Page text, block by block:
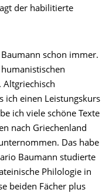
der habilitierte
schon immer.
Altgriechisch
ich einen Leistungskurs
ich viele schöne Texte
nach Griechenland
Das habe
Baumann studierte
Philologie in
beiden Fächer plus